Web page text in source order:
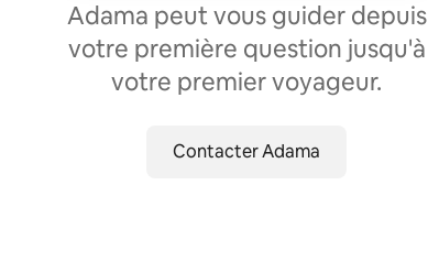
Adama peut vous guider depuis
votre première question jusqu'à
votre premier voyageur.
Contacter Adama